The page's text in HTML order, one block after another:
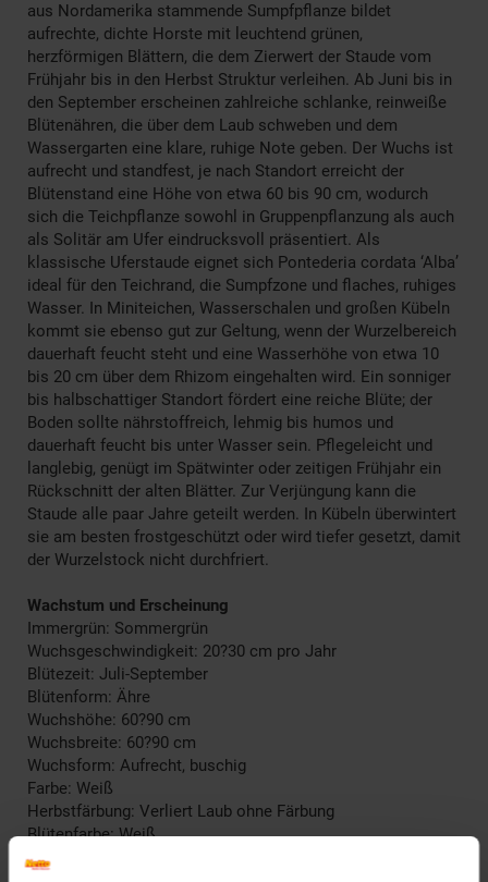
aus Nordamerika stammende Sumpfpflanze bildet
aufrechte, dichte Horste mit leuchtend grünen,
herzförmigen Blättern, die dem Zierwert der Staude vom
Frühjahr bis in den Herbst Struktur verleihen. Ab Juni bis in
den September erscheinen zahlreiche schlanke, reinweiße
Blütenähren, die über dem Laub schweben und dem
Wassergarten eine klare, ruhige Note geben. Der Wuchs ist
aufrecht und standfest, je nach Standort erreicht der
Blütenstand eine Höhe von etwa 60 bis 90 cm, wodurch
sich die Teichpflanze sowohl in Gruppenpflanzung als auch
als Solitär am Ufer eindrucksvoll präsentiert. Als
klassische Uferstaude eignet sich Pontederia cordata ‘Alba’
ideal für den Teichrand, die Sumpfzone und flaches, ruhiges
Wasser. In Miniteichen, Wasserschalen und großen Kübeln
kommt sie ebenso gut zur Geltung, wenn der Wurzelbereich
dauerhaft feucht steht und eine Wasserhöhe von etwa 10
bis 20 cm über dem Rhizom eingehalten wird. Ein sonniger
bis halbschattiger Standort fördert eine reiche Blüte; der
Boden sollte nährstoffreich, lehmig bis humos und
dauerhaft feucht bis unter Wasser sein. Pflegeleicht und
langlebig, genügt im Spätwinter oder zeitigen Frühjahr ein
Rückschnitt der alten Blätter. Zur Verjüngung kann die
Staude alle paar Jahre geteilt werden. In Kübeln überwintert
sie am besten frostgeschützt oder wird tiefer gesetzt, damit
der Wurzelstock nicht durchfriert.
Wachstum und Erscheinung
Immergrün: Sommergrün
Wuchsgeschwindigkeit: 20?30 cm pro Jahr
Blütezeit: Juli-September
Blütenform: Ähre
Wuchshöhe: 60?90 cm
Wuchsbreite: 60?90 cm
Wuchsform: Aufrecht, buschig
Farbe: Weiß
Herbstfärbung: Verliert Laub ohne Färbung
Blütenfarbe: Weiß
Winterfarbe: Verblasst, bleibt halbschattig